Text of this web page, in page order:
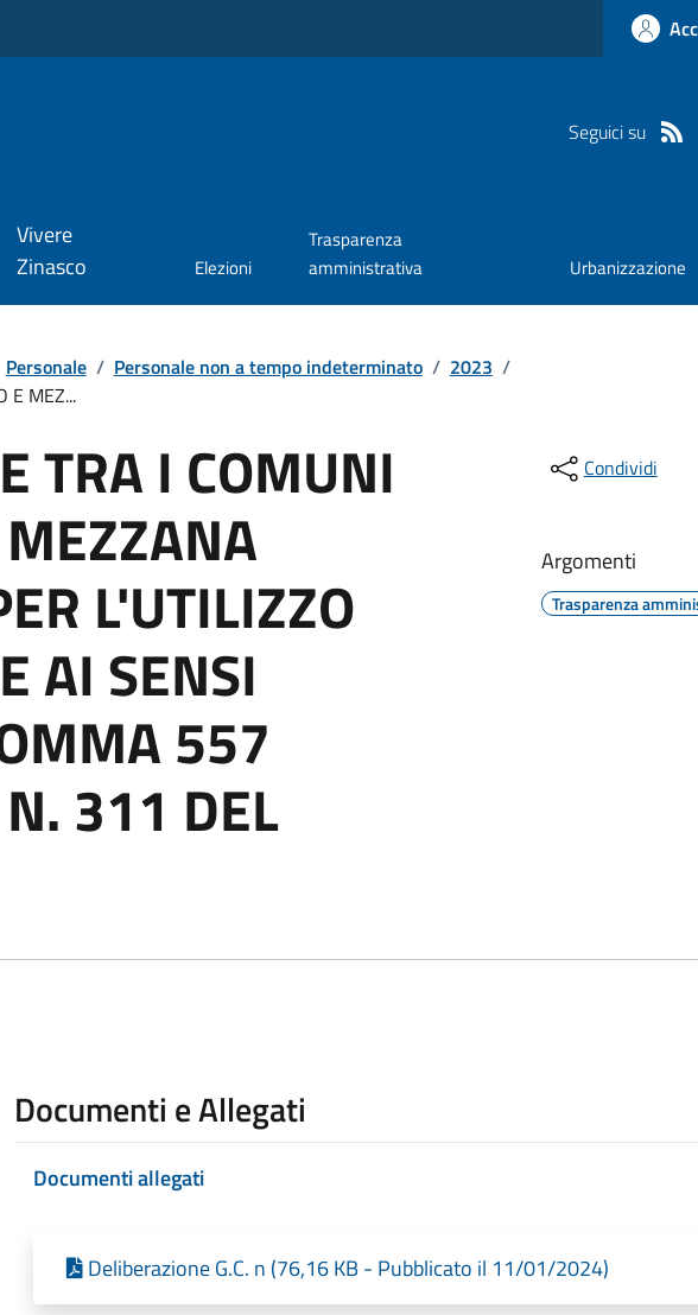
Seguici su
Vivere
Zinasco
Elezioni
Trasparenza
amministrativa
Urbanizzazione
Personale / Personale non a tempo indeterminato / 2023 /
E MEZ...
TRA I COMUNI
L'UTILIZZO
AI SENSI
557
311 DEL
Condividi
Argomenti
Trasparenza
Documenti e Allegati
Documenti allegati
Deliberazione G.C. n (76,16 KB - Pubblicato il 11/01/2024)